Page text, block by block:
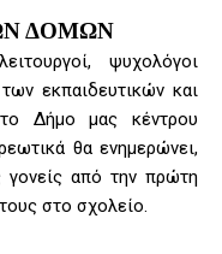
ΔΟΜΩΝ
ψυχολόγοι
εκπαιδευτικών και
Δήμο μας κέντρου
θα ενημερώνει,
γονείς από την πρώτη
στο σχολείο.